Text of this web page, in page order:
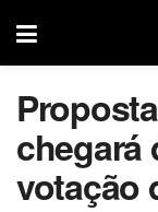
chegará
votação